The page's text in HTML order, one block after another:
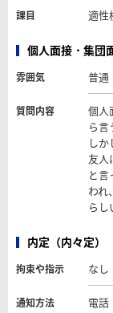
課目 適性
個人面接・集団
雰囲気 普通
質問内容
個人
ら言
し
友人
と
われ
らし
内定（内々定）
拘束や指示 なし
通知方法 電話